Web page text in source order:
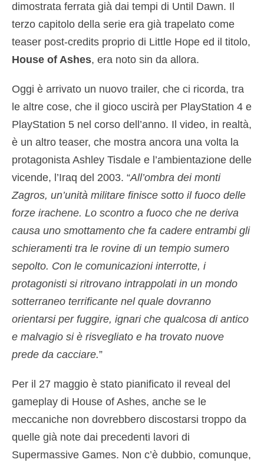
dimostrata ferrata già dai tempi di Until Dawn. Il
terzo capitolo della serie era già trapelato come
teaser post-credits proprio di Little Hope ed il titolo,
House of Ashes, era noto sin da allora.
Oggi è arrivato un nuovo trailer, che ci ricorda, tra
le altre cose, che il gioco uscirà per PlayStation 4 e
PlayStation 5 nel corso dell’anno. Il video, in realtà,
è un altro teaser, che mostra ancora una volta la
protagonista Ashley Tisdale e l’ambientazione delle
vicende, l’Iraq del 2003. “All’ombra dei monti
Zagros, un’unità militare finisce sotto il fuoco delle
forze irachene. Lo scontro a fuoco che ne deriva
causa uno smottamento che fa cadere entrambi gli
schieramenti tra le rovine di un tempio sumero
sepolto. Con le comunicazioni interrotte, i
protagonisti si ritrovano intrappolati in un mondo
sotterraneo terrificante nel quale dovranno
orientarsi per fuggire, ignari che qualcosa di antico
e malvagio si è risvegliato e ha trovato nuove
prede da cacciare.”
Per il 27 maggio è stato pianificato il reveal del
gameplay di House of Ashes, anche se le
meccaniche non dovrebbero discostarsi troppo da
quelle già note dai precedenti lavori di
Supermassive Games. Non c’è dubbio, comunque,